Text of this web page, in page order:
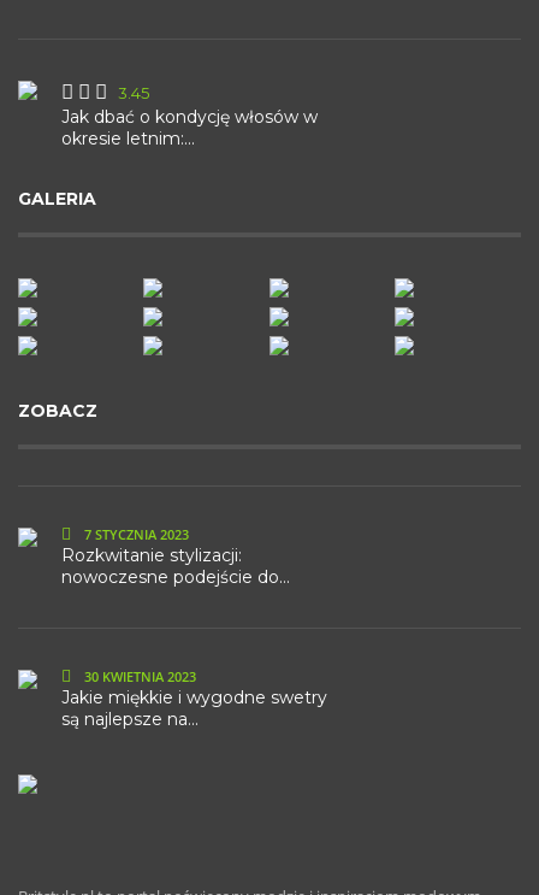
Jak dbać o kondycję włosów w
okresie letnim:...
3.45
GALERIA
ZOBACZ
Rozkwitanie stylizacji:
nowoczesne podejście do...
7 STYCZNIA 2023
Jakie miękkie i wygodne swetry
są najlepsze na...
30 KWIETNIA 2023